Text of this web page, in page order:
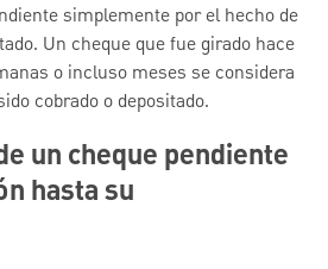
simplemente por el hecho de
Un cheque que fue girado hace
o incluso meses se considera
cobrado o depositado.
un cheque pendiente
hasta su